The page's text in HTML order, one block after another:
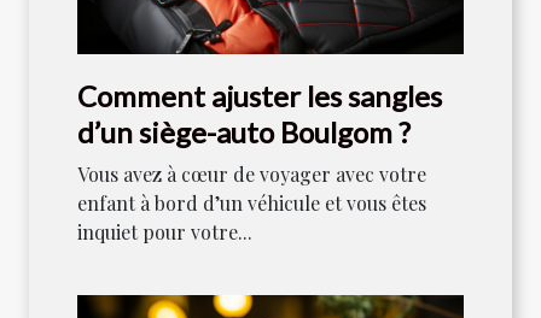
Comment ajuster les sangles
d’un siège-auto Boulgom ?
Vous avez à cœur de voyager avec votre
enfant à bord d’un véhicule et vous êtes
inquiet pour votre...